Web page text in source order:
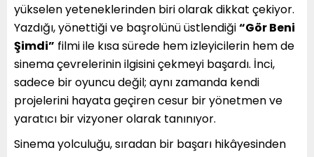
yükselen yeteneklerinden biri olarak dikkat çekiyor.
Yazdığı, yönettiği ve başrolünü üstlendiği“Gör Beni
Şimdi” filmi ile kısa sürede hem izleyicilerin hem de
sinema çevrelerinin ilgisini çekmeyi başardı. İnci,
sadece bir oyuncu değil; aynı zamanda kendi
projelerini hayata geçiren cesur bir yönetmen ve
yaratıcı bir vizyoner olarak tanınıyor.
Sinema yolculuğu, sıradan bir başarı hikâyesinden